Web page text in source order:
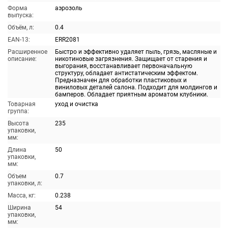
Форма
выпуска:
аэрозоль
Объём, л:
0.4
EAN-13:
ERR2081
Расширенное
описание:
Быстро и эффективно удаляет пыль, грязь, масляные и
никотиновые загрязнения. Защищает от старения и
выгорания, восстанавливает первоначальную
структуру, обладает антистатическим эффектом.
Предназначен для обработки пластиковых и
виниловых деталей салона. Подходит для молдингов и
бамперов. Обладает приятным ароматом клубники.
Товарная
группа:
уход и очистка
Высота
упаковки,
мм:
235
Длина
упаковки,
мм:
50
Объем
упаковки, л:
0.7
Масса, кг:
0.238
Ширина
упаковки,
мм:
54